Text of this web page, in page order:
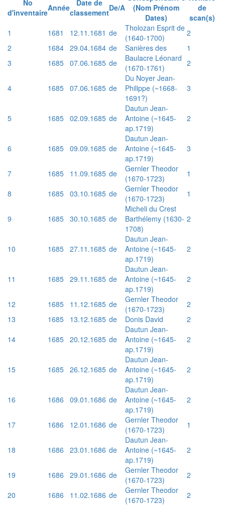
No
d'inventaireAnnée
Date de
classementDe/A
(Nom Prénom
Dates)
de
scan(s)
1
1681 12.11.1681 de
Tholozan Esprit de
(1640-1700)
2
2
1684 29.04.1684 de Sanières des
1
3
1685 07.06.1685 de
Baulacre Léonard
(1670-1761)
2
4 1685 07.06.1685 de
Du Noyer Jean-
Philippe (~1668-
1691?)
3
5 1685 02.09.1685 de
Dautun Jean-
Antoine (~1645-
ap.1719)
2
6 1685 09.09.1685 de
Dautun Jean-
Antoine (~1645-
ap.1719)
3
7 1685 11.09.1685 de
Gernler Theodor
(1670-1723)
1
8
1685 03.10.1685 de
Gernler Theodor
(1670-1723)
1
9 1685 30.10.1685 de
Micheli du Crest
Barthélemy (1630-
1708)
2
10 1685 27.11.1685 de
Dautun Jean-
Antoine (~1645-
ap.1719)
2
11 1685 29.11.1685 de
Dautun Jean-
Antoine (~1645-
ap.1719)
2
12 1685 11.12.1685 de
Gernler Theodor
(1670-1723)
2
13
1685 13.12.1685 de Donis David
2
14
1685 20.12.1685 de
Dautun Jean-
Antoine (~1645-
ap.1719)
2
15 1685 26.12.1685 de
Dautun Jean-
Antoine (~1645-
ap.1719)
2
16 1686 09.01.1686 de
Dautun Jean-
Antoine (~1645-
ap.1719)
2
17 1686 12.01.1686 de
Gernler Theodor
(1670-1723)
1
18 1686 23.01.1686 de
Dautun Jean-
Antoine (~1645-
ap.1719)
2
19 1686 29.01.1686 de
Gernler Theodor
(1670-1723)
2
20
1686 11.02.1686 de
Gernler Theodor
(1670-1723)
2